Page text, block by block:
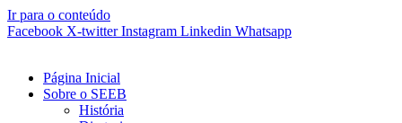
Ir para o conteúdo
Facebook X-twitter Instagram Linkedin Whatsapp
Página Inicial
Sobre o SEEB
História